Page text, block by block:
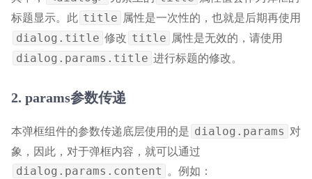
标题显示。此 title 属性是一次性的，也就是后期再使用
dialog.title 修改 title 属性是无效的，请使用
dialog.params.title 进行标题的修改。
2. params参数传递
本弹框组件的参数传递底层使用的是 dialog.params 对
象，因此，对于弹框内容，就可以通过
dialog.params.content 。例如：